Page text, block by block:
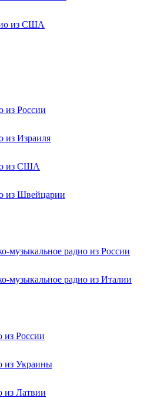
из США
из России
из Израиля
из США
из Швейцарии
музыкальное радио из России
музыкальное радио из Италии
из России
из Украины
из Латвии